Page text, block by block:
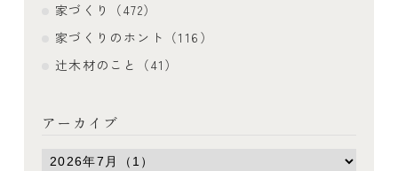
家づくり（472）
家づくりのホント（116）
辻木材のこと（41）
アーカイブ